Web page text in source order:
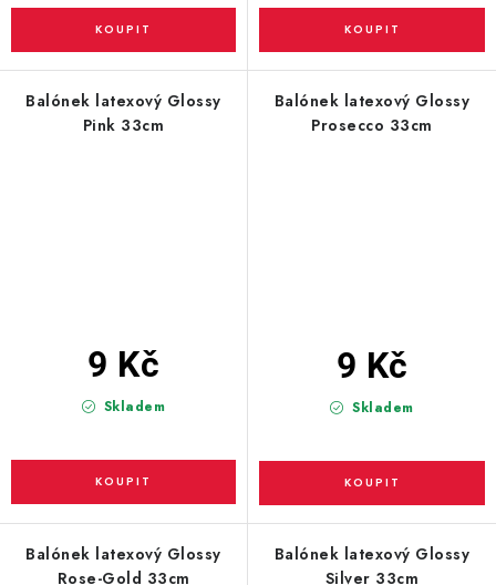
Balónek latexový Glossy
Pink 33cm
Skladem
9 Kč
Balónek latexový Glossy
Prosecco 33cm
Skladem
9 Kč
Balónek latexový Glossy
Rose-Gold 33cm
Balónek latexový Glossy
Silver 33cm